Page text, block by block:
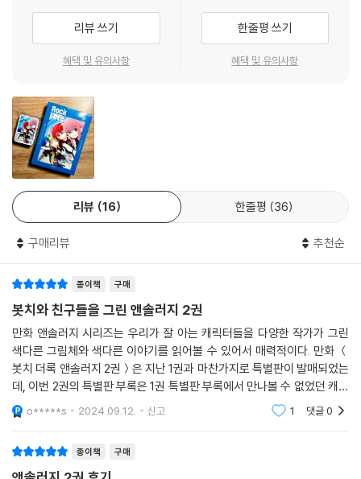
리뷰 쓰기
혜택 및 유의사항
한줄평 쓰기
혜택 및 유의사항
리뷰 16 한줄평 36
구매리뷰 추천순
종이책 구매
봇치와 친구들을 그린 앤솔러지 2권
만화 앤솔러지 시리즈는 우리가 잘 아는 캐릭터들을 다양한 작가가 그린
색다른 그림체와 색다른 이야기를 읽어볼 수 있어서 매력적이다. 만화 ＜
봇치 더록 앤솔러지 2권＞은 지난 1권과 마찬가지로 특별판이 발매되었는
데, 이번 2권의 특별판 부록은 1권 특별판 부록에서 만나볼 수 없었던 캐릭
터들의 굿즈가 골고루 섞여 있었다. 그리고 만화 ＜봇치 더록 앤솔러지 2
권＞에서 읽어볼
o*****s 2024.09.12. 신고 1 댓글0
종이책 구매